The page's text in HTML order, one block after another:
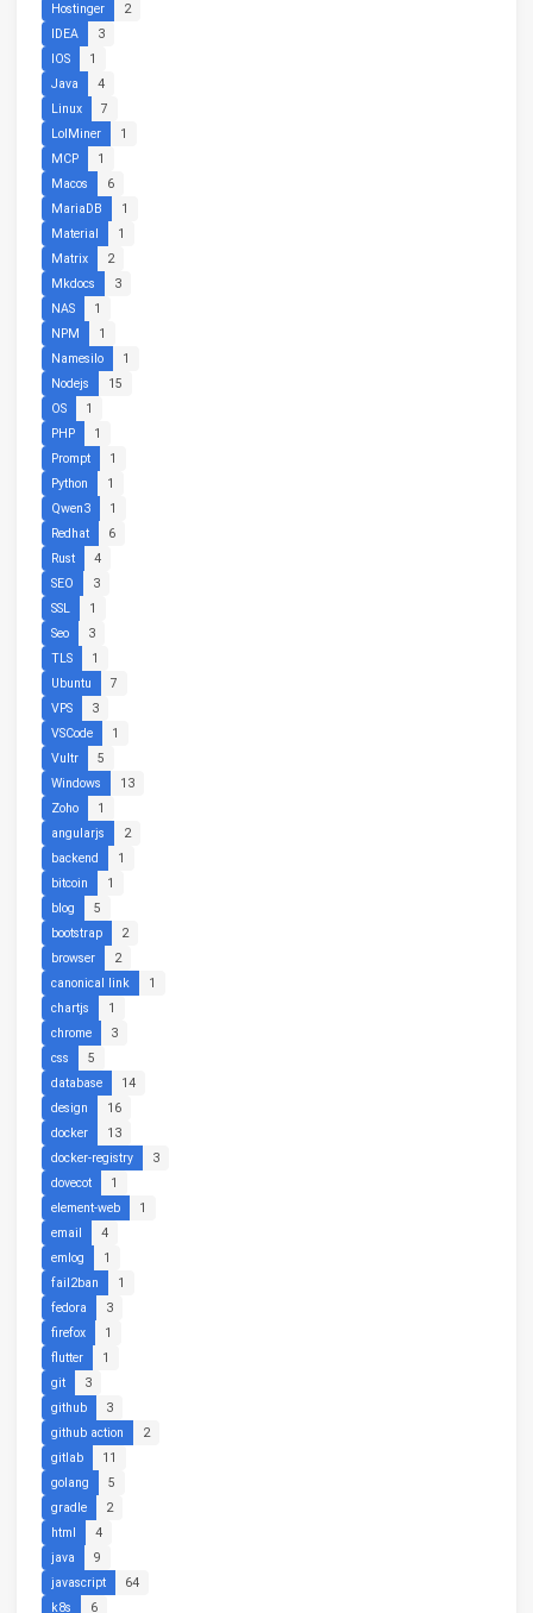
Hostinger
2
IDEA
3
IOS
1
Java
4
Linux
7
LolMiner
1
MCP
1
Macos
6
MariaDB
1
Material
1
Matrix
2
Mkdocs
3
NAS
1
NPM
1
Namesilo
1
Nodejs
15
OS
1
PHP
1
Prompt
1
Python
1
Qwen3
1
Redhat
6
Rust
4
SEO
3
SSL
1
Seo
3
TLS
1
Ubuntu
7
VPS
3
VSCode
1
Vultr
5
Windows
13
Zoho
1
angularjs
2
backend
1
bitcoin
1
blog
5
bootstrap
2
browser
2
canonical link
1
chartjs
1
chrome
3
css
5
database
14
design
16
docker
13
docker-registry
3
dovecot
1
element-web
1
email
4
emlog
1
fail2ban
1
fedora
3
firefox
1
flutter
1
git
3
github
3
github action
2
gitlab
11
golang
5
gradle
2
html
4
java
9
javascript
64
k8s
6